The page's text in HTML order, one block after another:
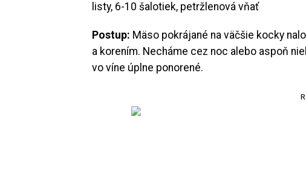
listy, 6-10 šalotiek, petržlenová vňať
Postup: Mäso pokrájané na väčšie kocky
a korením. Necháme cez noc alebo aspoň
vo víne úplne ponorené.